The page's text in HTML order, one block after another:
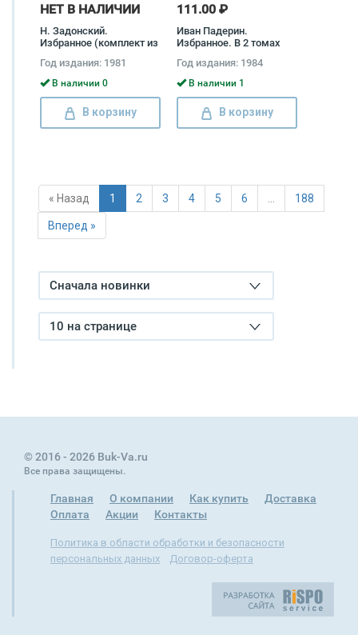
НЕТ В НАЛИЧИИ
Н. Задонский.
Избранное (комплект из
Задонский
Год издания: 1981
В наличии 0
В корзину
111.00 ₽
Иван Падерин.
Избранное. В 2 томах
Падерин
Год издания: 1984
В наличии 1
В корзину
« Назад 1 2 3 4 5 6 … 188
Вперед »
Сначала новинки
10 на странице
© 2016 - 2026 Buk-Va.ru
Все права защищены.
Главная О компании Как купить
Доставка
Оплата
Акции Контакты
Политика в области обработки и безопасности
персональных данных
Договор-оферта